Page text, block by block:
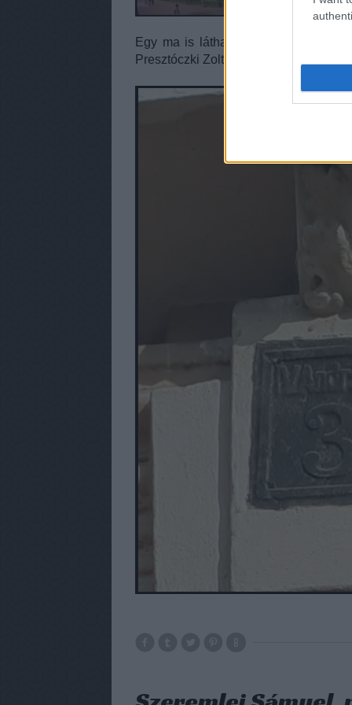
Egy ma is látható, régi utcatábla
Presztóczki Zoltán készítette.